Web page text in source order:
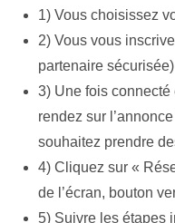
1) Vous choisissez
2) Vous vous
partenaire sécurisée)
3) Une fois connecté
rendez sur
souhaitez prendre
4) Cliquez sur «
de l’écran, bouton
5) Suivre les étapes